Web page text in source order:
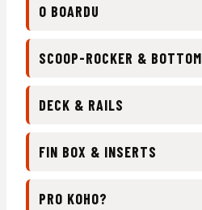
O BOARDU
SCOOP-ROCKER & BOTTOM
DECK & RAILS
FIN BOX & INSERTS
PRO KOHO?